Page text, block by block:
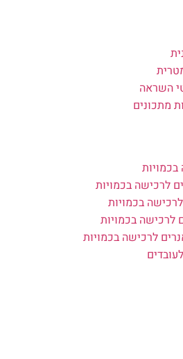
השראה
מתכונים
לרכישה בכמויות
בכמויות
לרכישה בכמויות
לרכישה בכמויות